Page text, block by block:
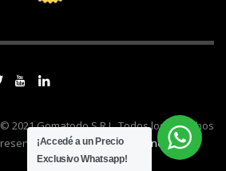
© 2021 Gomatodo S.R.L. Todos los derechos
reservados. | Realizado por
cónclave.
¡Accedé a un Precio
Exclusivo Whatsapp!